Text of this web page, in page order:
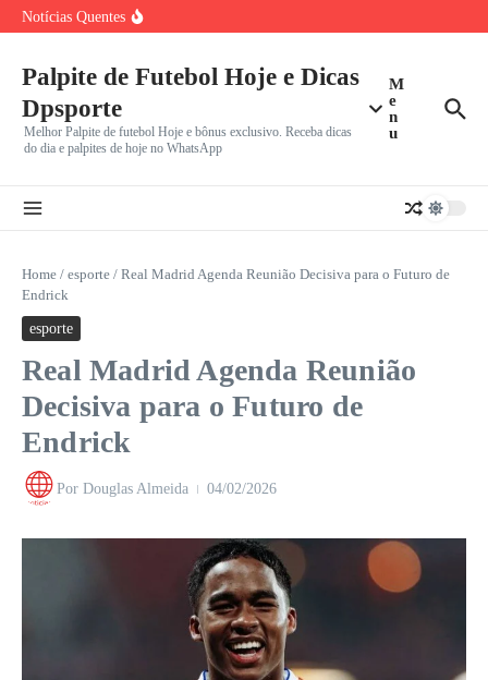
Ir para o conteúdo
Notícias Quentes
Gols Anulados Decidem Empate Sem Gols entre Bahia e
Anápolis-GO x Guarani: Confronto de Opostos na Série C
Define
Palpite de Futebol Hoje e Dicas
Dpsporte
Melhor Palpite de futebol Hoje e bônus exclusivo. Receba dicas
do dia e palpites de hoje no WhatsApp
M
e
n
u
Home / esporte / Real Madrid Agenda Reunião Decisiva para o Futuro de
Endrick
esporte
Real Madrid Agenda Reunião
Decisiva para o Futuro de
Endrick
Por Douglas Almeida 04/02/2026